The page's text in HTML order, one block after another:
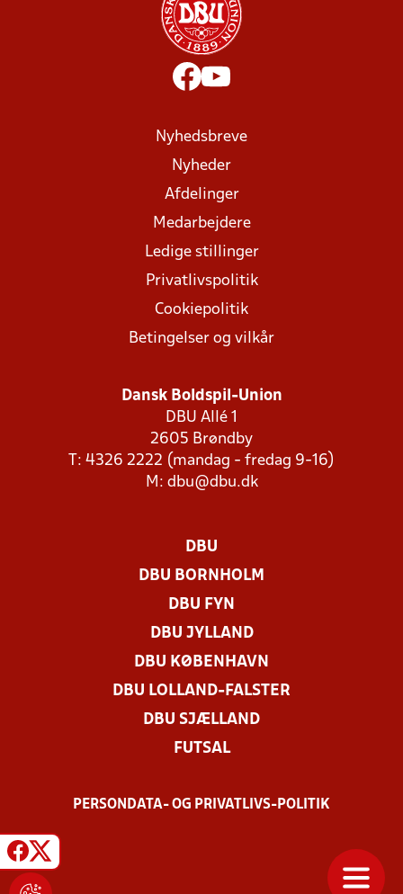
Nyhedsbreve
Nyheder
Afdelinger
Medarbejdere
Ledige stillinger
Privatlivspolitik
Cookiepolitik
Betingelser og vilkår
Dansk Boldspil-Union
DBU Allé 1
2605 Brøndby
T: 4326 2222 (mandag - fredag 9-16)
M: dbu@dbu.dk
DBU
DBU BORNHOLM
DBU FYN
DBU JYLLAND
DBU KØBENHAVN
DBU LOLLAND-FALSTER
DBU SJÆLLAND
FUTSAL
PERSONDATA- OG PRIVATLIVS-POLITIK